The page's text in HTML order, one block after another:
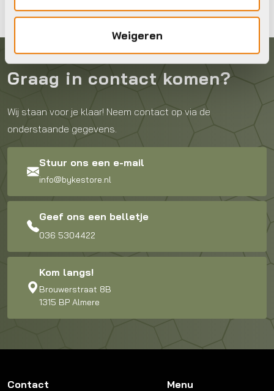
Weigeren
Graag in contact komen?
Wij staan voor je klaar! Neem contact op via de
onderstaande gegevens.
Stuur ons een e-mail
info@bykestore.nl
Geef ons een belletje
036 5304422
Kom langs!
Brouwerstraat 8B
1315 BP Almere
Contact Menu